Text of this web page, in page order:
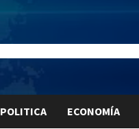
POLITICA ECONOMÍA